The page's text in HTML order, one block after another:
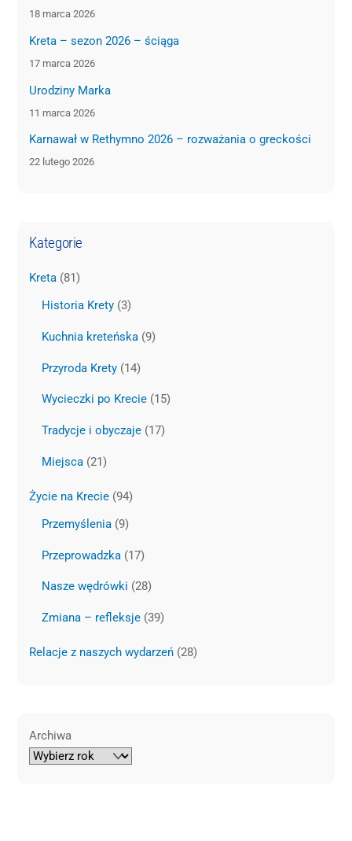
18 marca 2026
Kreta – sezon 2026 – ściąga
17 marca 2026
Urodziny Marka
11 marca 2026
Karnawał w Rethymno 2026 – rozważania o greckości
22 lutego 2026
Kategorie
Kreta (81)
Historia Krety(3)
Kuchnia kreteńska(9)
Przyroda Krety(14)
Wycieczki po Krecie(15)
Tradycje i obyczaje(17)
Miejsca (21)
Życie na Krecie (94)
Przemyślenia(9)
Przeprowadzka (17)
Nasze wędrówki (28)
Zmiana – refleksje(39)
Relacje z naszych wydarzeń (28)
Archiwa